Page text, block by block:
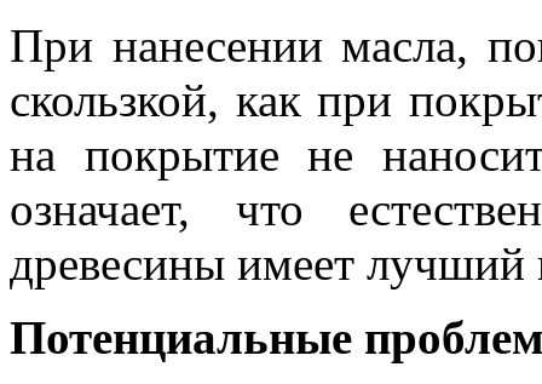
При нанесении масла,
скользкой, как при
на покрытие не
означает, что
древесины имеет лучший
Потенциальные